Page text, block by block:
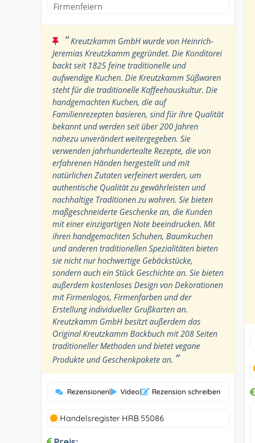
Firmenfeiern
“Kreutzkamm GmbH wurde von Heinrich-
Jeremias Kreutzkamm gegründet. Die Konditorei
backt seit 1825 feine traditionelle und
aufwendige Kuchen. Die Kreutzkamm Süßwaren
steht für die traditionelle Kaffeehauskultur. Die
handgemachten Kuchen, die auf
Familienrezepten basieren, sind für ihre Qualität
bekannt und werden seit über 200 Jahren
nahezu unverändert weitergegeben. Sie
verwenden jahrhundertealte Rezepte, die von
erfahrenen Händen hergestellt und mit
natürlichen Zutaten verfeinert werden, um
authentische Qualität zu gewährleisten und
nachhaltige Traditionen zu wahren. Sie bieten
maßgeschneiderte Geschenke an, die Kunden
mit einer einzigartigen Note beeindrucken. Mit
ihren handgemachten Schuhen, Baumkuchen
und anderen traditionellen Spezialitäten bieten
sie nicht nur hochwertige Gebäckstücke,
sondern auch ein Stück Geschichte an. Sie bieten
außerdem kostenloses Design von Dekorationen
mit Firmenlogos, Firmenfarben und der
Erstellung individueller Grußkarten an.
Kreutzkamm GmbH besitzt außerdem das
Original Kreutzkamm Backbuch mit 208 Seiten
traditioneller Methoden und bietet vegane
Produkte und Geschenkpakete an. ”
Rezensionen| Video| Rezension schreiben
Handelsregister HRB 55086